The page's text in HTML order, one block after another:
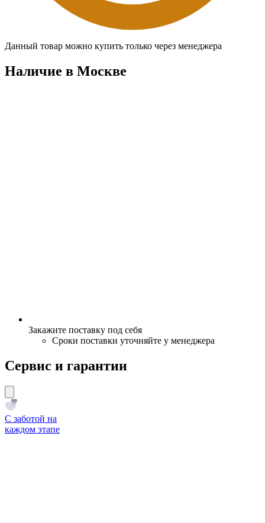
Данный товар можно купить только через менеджера
Наличие в Москвe
Закажите поставку под себя
Сроки поставки уточняйте у менеджера
Сервис и гарантии
С заботой на
каждом этапе